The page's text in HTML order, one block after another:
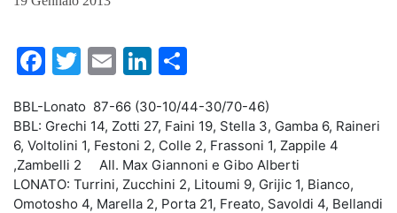
Facebook
Twitter
EmailLinkedIn
BBL-Lonato 87-66 (30-10/44-30/70-46)
BBL: Grechi 14, Zotti 27, Faini 19, Stella 3, Gamba 6, Raineri
6, Voltolini 1, Festoni 2, Colle 2, Frassoni 1, Zappile 4
,Zambelli 2 All. Max Giannoni e Gibo Alberti
LONATO: Turrini, Zucchini 2, Litoumi 9, Grijic 1, Bianco,
Omotosho 4, Marella 2, Porta 21, Freato, Savoldi 4, Bellandi